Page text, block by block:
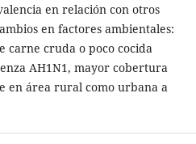
en relación con otros
en factores ambientales:
carne cruda o poco cocida
AH1N1, mayor cobertura
en área rural como urbana a